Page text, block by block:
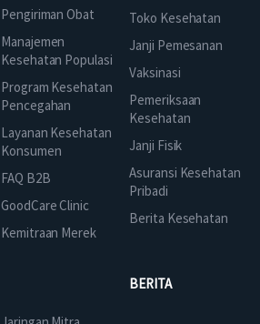
Pengiriman Obat
Manajemen
Kesehatan Populasi
Program Kesehatan
Pencegahan
Layanan Kesehatan
Konsumen
FAQ B2B
GoodCare Clinic
Kemitraan Merek
Toko Kesehatan
Janji Pemesanan
Vaksinasi
Pemeriksaan
Kesehatan
Janji Fisik
Asuransi Kesehatan
Pribadi
Berita Kesehatan
BERITA